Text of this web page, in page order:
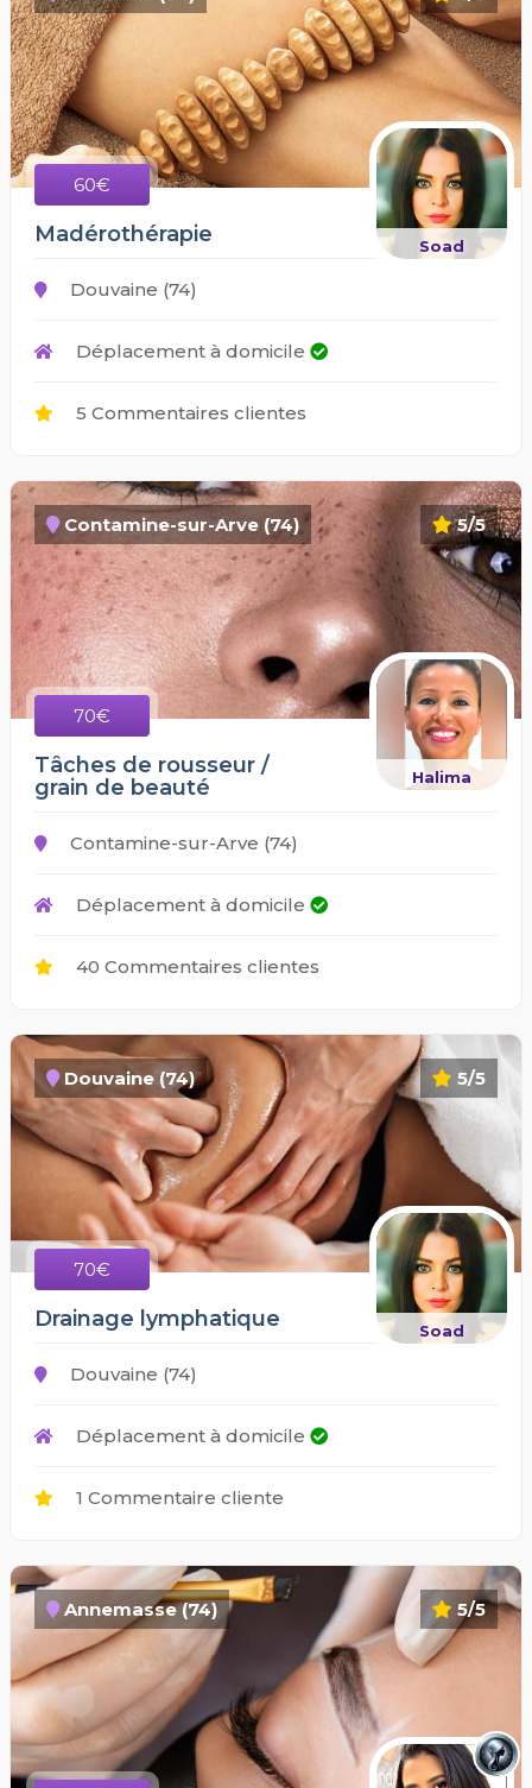
60€
Soad
Madérothérapie
Douvaine (74)
Déplacement à domicile
5 Commentaires clientes
5/5
Contamine-sur-Arve (74)
70€
Halima
Tâches de rousseur /
grain de beauté
Contamine-sur-Arve (74)
Déplacement à domicile
40 Commentaires clientes
5/5
Douvaine (74)
70€
Soad
Drainage lymphatique
Douvaine (74)
Déplacement à domicile
1 Commentaire cliente
5/5
Annemasse (74)